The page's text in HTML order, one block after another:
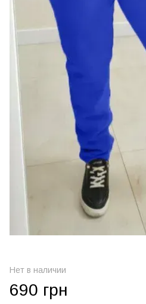
Нет в наличии
690 грн